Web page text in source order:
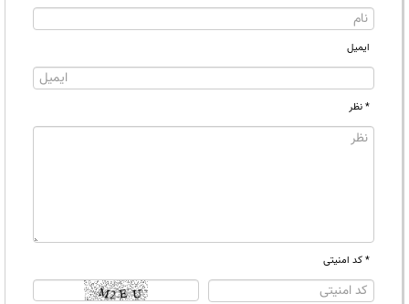
ایمیل
* نظر
* کد امنیتی